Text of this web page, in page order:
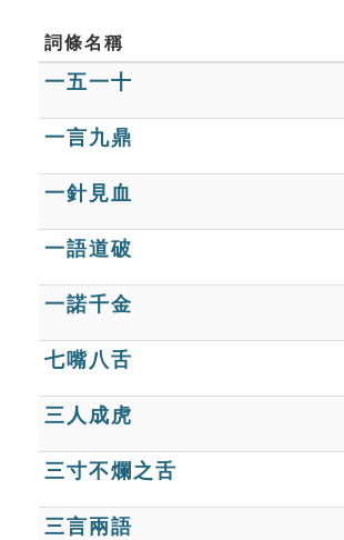
單字索引
生命大百科索引
遊戲專區
教學應用
貓頭鷹博士
詞條名稱
一五一十
一言九鼎
一針見血
一語道破
一諾千金
七嘴八舌
三人成虎
三寸不爛之舌
三言兩語